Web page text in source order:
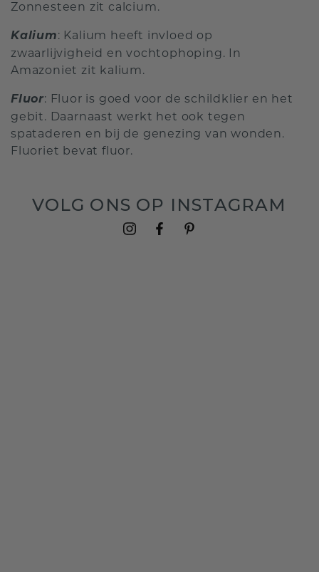
Zonnesteen zit calcium.
Kalium: Kalium heeft invloed op
zwaarlijvigheid en vochtophoping. In
Amazoniet zit kalium.
Fluor: Fluor is goed voor de schildklier en het
gebit. Daarnaast werkt het ook tegen
spataderen en bij de genezing van wonden.
Fluoriet bevat fluor.
VOLG ONS OP INSTAGRAM